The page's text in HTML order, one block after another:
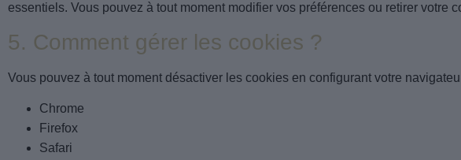
essentiels. Vous pouvez à tout moment modifier vos préférences ou retirer votre
5. Comment gérer les cookies ?
Vous pouvez à tout moment désactiver les cookies en configurant votre
Chrome
Firefox
Safari